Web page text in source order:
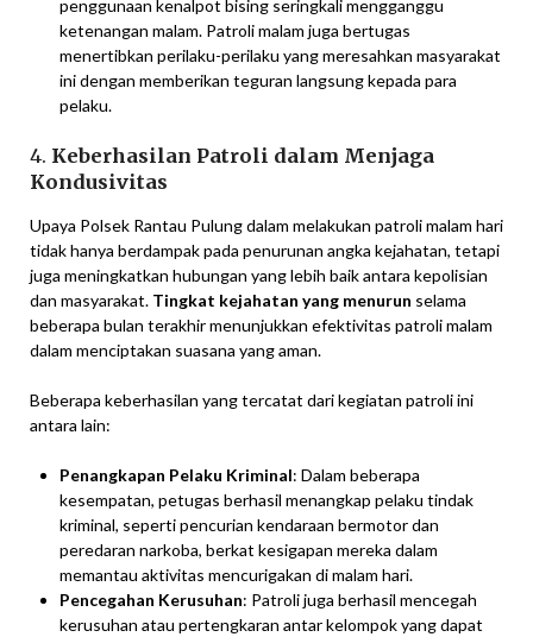
penggunaan kenalpot bising seringkali mengganggu
ketenangan malam. Patroli malam juga bertugas
menertibkan perilaku-perilaku yang meresahkan masyarakat
ini dengan memberikan teguran langsung kepada para
pelaku.
4. Keberhasilan Patroli dalam Menjaga
Kondusivitas
Upaya Polsek Rantau Pulung dalam melakukan patroli malam hari
tidak hanya berdampak pada penurunan angka kejahatan, tetapi
juga meningkatkan hubungan yang lebih baik antara kepolisian
dan masyarakat. Tingkat kejahatan yang menurun selama
beberapa bulan terakhir menunjukkan efektivitas patroli malam
dalam menciptakan suasana yang aman.
Beberapa keberhasilan yang tercatat dari kegiatan patroli ini
antara lain:
Penangkapan Pelaku Kriminal: Dalam beberapa
kesempatan, petugas berhasil menangkap pelaku tindak
kriminal, seperti pencurian kendaraan bermotor dan
peredaran narkoba, berkat kesigapan mereka dalam
memantau aktivitas mencurigakan di malam hari.
Pencegahan Kerusuhan: Patroli juga berhasil mencegah
kerusuhan atau pertengkaran antar kelompok yang dapat